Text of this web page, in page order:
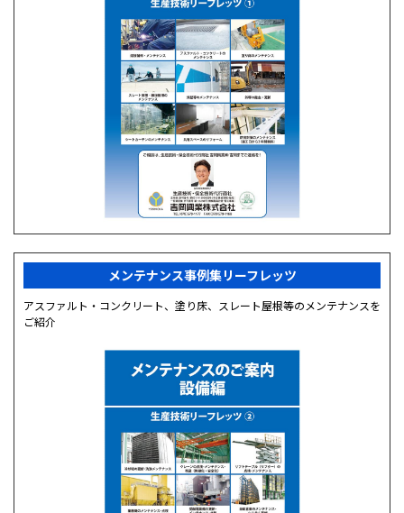
メンテナンス事例集リーフレッツ
アスファルト・コンクリート、塗り床、スレート屋根等のメンテナンスを
ご紹介